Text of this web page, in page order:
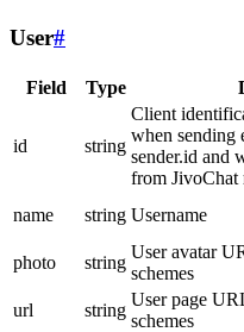
User#
Field Type
id string
Client
when sending
sender.id and
from JivoChat
name string Username
photo
string
User avatar
schemes
url
string
User page
schemes